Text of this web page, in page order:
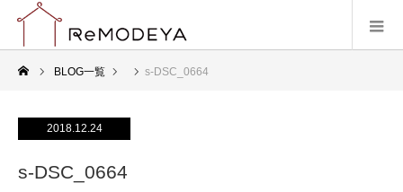
BLOG一覧 s-DSC_0664
2018.12.24
s-DSC_0664